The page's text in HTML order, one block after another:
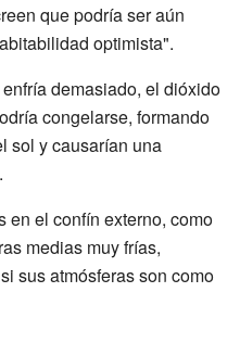
que podría ser aún
optimista".
demasiado, el dióxido
congelarse, formando
sol y causarían una
en el confín externo, como
medias muy frías,
sus atmósferas son como